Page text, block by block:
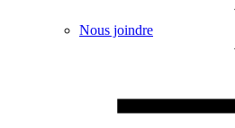
Nous joindre